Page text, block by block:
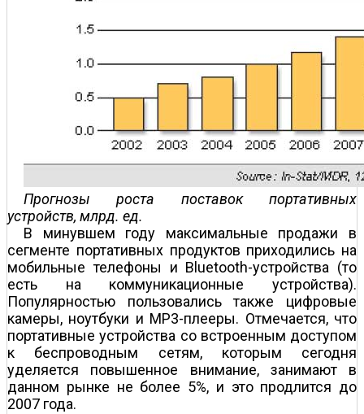
Прогнозы роста поставок портативных
устройств, млрд. ед.
В минувшем году максимальные продажи в
сегменте портативных продуктов приходились на
мобильные телефоны и Bluetooth-устройства (то
есть на коммуникационные устройства).
Популярностью пользовались также цифровые
камеры, ноутбуки и MP3-плееры. Отмечается, что
портативные устройства со встроенным доступом
к беспроводным сетям, которым сегодня
уделяется повышенное внимание, занимают в
данном рынке не более 5%, и это продлится до
2007 года.